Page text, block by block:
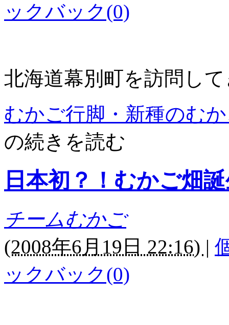
ックバック(0)
北海道幕別町を訪問し
むかご行脚・新種のむ
の続きを読む
日本初？！むかご畑
チームむかご
(2008年6月19日 22:16) |
ックバック(0)